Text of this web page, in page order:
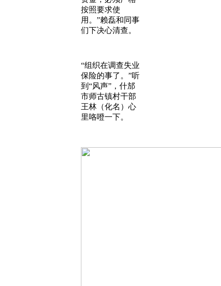
按照要求使
用。”赖磊和同事
们下决心清查。
“组织在调查失业
保险的事了。”听
到“风声”，什邡
市师古镇村干部
王林（化名）心
里咯噔一下。